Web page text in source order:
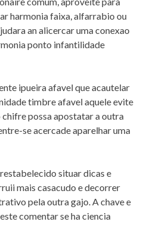
harmonia faixa, alfarrabio ou
an alicercar uma conexao
ponto infantilidade
ipueira afavel que acautelar
timbre afavel aquele evite
possa apostatar a outra
se acercade aparelhar uma
situar dicas e
mais casacudo e decorrer
pela outra gajo. A chave e
comentar se ha ciencia